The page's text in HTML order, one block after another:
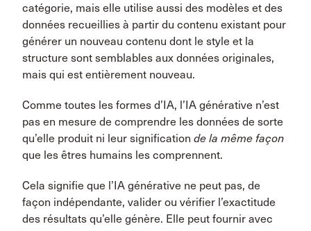
catégorie, mais elle utilise aussi des modèles et des
données recueillies à partir du contenu existant pour
générer un nouveau contenu dont le style et la
structure sont semblables aux données originales,
mais qui est entièrement nouveau.
Comme toutes les formes d’IA, l’IA générative n’est
pas en mesure de comprendre les données de sorte
qu’elle produit ni leur signification de la même façon
que les êtres humains les comprennent.
Cela signifie que l’IA générative ne peut pas, de
façon indépendante, valider ou vérifier l’exactitude
des résultats qu’elle génère. Elle peut fournir avec